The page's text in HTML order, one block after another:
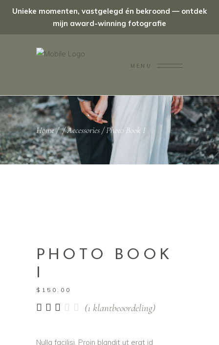
Unieke momenten, vastgelegd én bekroond — ontdek
mijn award-winning fotografie
MENU
Home//Accessories/Photo Book I
PHOTO BOOK
I
$ 150.00
Gewaardeerd
1
(1 klantbeoordeling)
Nulla facilisi. Proin blandit ut erat id